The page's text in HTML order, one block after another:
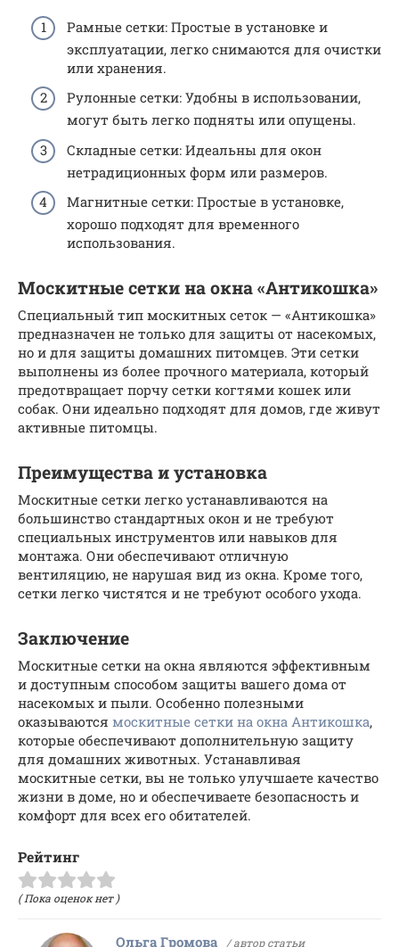
Рамные сетки: Простые в установке и
эксплуатации, легко снимаются для очистки
или хранения.
Рулонные сетки: Удобны в использовании,
могут быть легко подняты или опущены.
Складные сетки: Идеальны для окон
нетрадиционных форм или размеров.
Магнитные сетки: Простые в установке,
хорошо подходят для временного
использования.
Москитные сетки на окна «Антикошка»
Специальный тип москитных сеток — «Антикошка»
предназначен не только для защиты от насекомых,
но и для защиты домашних питомцев. Эти сетки
выполнены из более прочного материала, который
предотвращает порчу сетки когтями кошек или
собак. Они идеально подходят для домов, где живут
активные питомцы.
Преимущества и установка
Москитные сетки легко устанавливаются на
большинство стандартных окон и не требуют
специальных инструментов или навыков для
монтажа. Они обеспечивают отличную
вентиляцию, не нарушая вид из окна. Кроме того,
сетки легко чистятся и не требуют особого ухода.
Заключение
Москитные сетки на окна являются эффективным
и доступным способом защиты вашего дома от
насекомых и пыли. Особенно полезными
оказываются москитные сетки на окна Антикошка,
которые обеспечивают дополнительную защиту
для домашних животных. Устанавливая
москитные сетки, вы не только улучшаете качество
жизни в доме, но и обеспечиваете безопасность и
комфорт для всех его обитателей.
Рейтинг
( Пока оценок нет )
Ольга Громова / автор статьи